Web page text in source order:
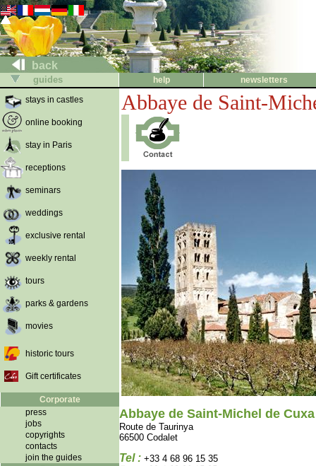
back
guides help
newsletters
stays in castles
online booking
stay in Paris
receptions
seminars
weddings
exclusive rental
weekly rental
tours
parks & gardens
movies
historic tours
Gift certificates
Corporate
press
jobs
copyrights
contacts
join the guides
Abbaye de Saint-
Abbaye de Saint-Michel de Cuxa
Route de Taurinya
66500 Codalet
Tel : +33 4 68 96 15 35